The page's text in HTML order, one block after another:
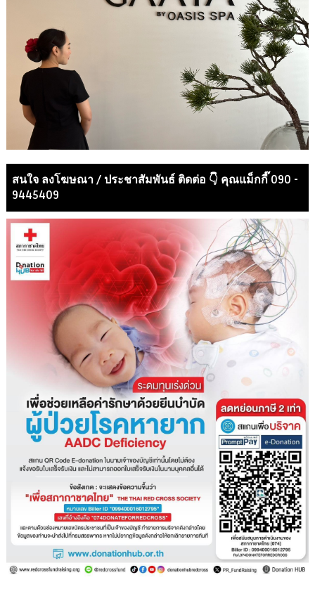
สนใจ ลงโฆษณา / ประชาสัมพันธ์ ติดต่อ 👇 คุณแม็กกี๊ 090 -
9445409